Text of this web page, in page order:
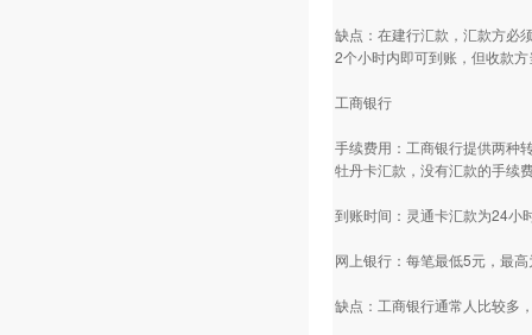
缺点：在建行汇款，汇款方必
2个小时内即可到账，但收款
工商银行
手续费用：工商银行提供两种
牡丹卡汇款，没有汇款的手续
到账时间：灵通卡汇款为24小
网上银行：每笔最低5元，最
缺点：工商银行通常人比较多